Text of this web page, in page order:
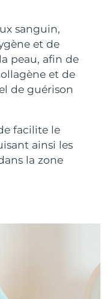
sanguin,
et de
peau, afin de
et de
de guérison
facilite le
ainsi les
la zone